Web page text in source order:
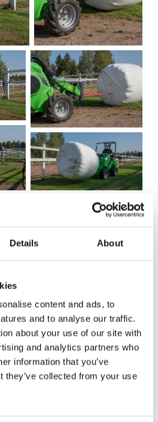
Details About
content and ads, to
and to analyse our traffic.
about your use of our site with
and analytics partners who
information that you’ve
they’ve collected from your use